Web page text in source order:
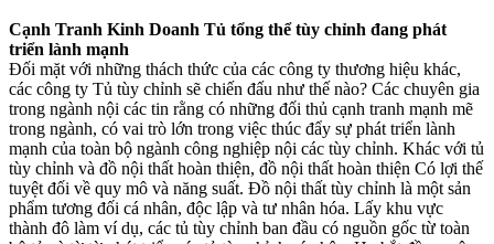
Cạnh Tranh Kinh Doanh Tủ tổng thể tùy chỉnh đang phát
triển lành mạnh
Đối mặt với những thách thức của các công ty thương hiệu khác,
các công ty Tủ tùy chỉnh sẽ chiến đấu như thế nào? Các chuyên gia
trong ngành nội các tin rằng có những đối thủ cạnh tranh mạnh mẽ
trong ngành, có vai trò lớn trong việc thúc đẩy sự phát triển lành
mạnh của toàn bộ ngành công nghiệp nội các tùy chỉnh. Khác với tủ
tùy chỉnh và đồ nội thất hoàn thiện, đồ nội thất hoàn thiện Có lợi thế
tuyệt đối về quy mô và năng suất. Đồ nội thất tùy chỉnh là một sản
phẩm tương đối cá nhân, độc lập và tư nhân hóa. Lấy khu vực
thành đô làm ví dụ, các tủ tùy chỉnh ban đầu có nguồn gốc từ toàn